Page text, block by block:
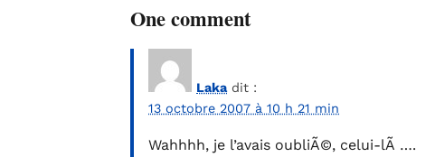
One comment
Laka dit :
13 octobre 2007 à 10 h 21 min
Wahhhh, je l’avais oubliÃ©, celui-lÃ ….